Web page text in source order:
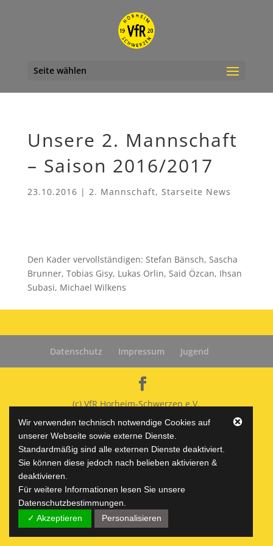
Seite wählen
Unsere 2. Mannschaft
– Saison 2016/2017
23.10.2016 | 2. Mannschaft, Starseite News
Den Kader vervollständigen: Stefan Bänsch, Sascha
Brunner, Tobias Gisy, Lukas Orlin, Said Özcan, Ihsan
Subasi, Michael Wilkens
Datenschutz Impressum Jugend
(c) VfR Horheim-Schwerzen e.V.
Wir verwenden technisch notwendige Cookies auf
unserer Webseite sowie externe Dienste.
Standardmäßig sind alle externen Dienste deaktiviert.
Sie können diese jedoch nach belieben aktivieren &
deaktivieren.
Für weitere Informationen lesen Sie unsere
Datenschutzbestimmungen.
✓ Akzeptieren
Personalisieren